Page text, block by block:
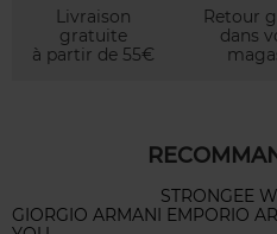
Livraison
gratuite
à partir de 55€
Retour
dans
STRONGEE
GIORGIO ARMANI EMPORIO